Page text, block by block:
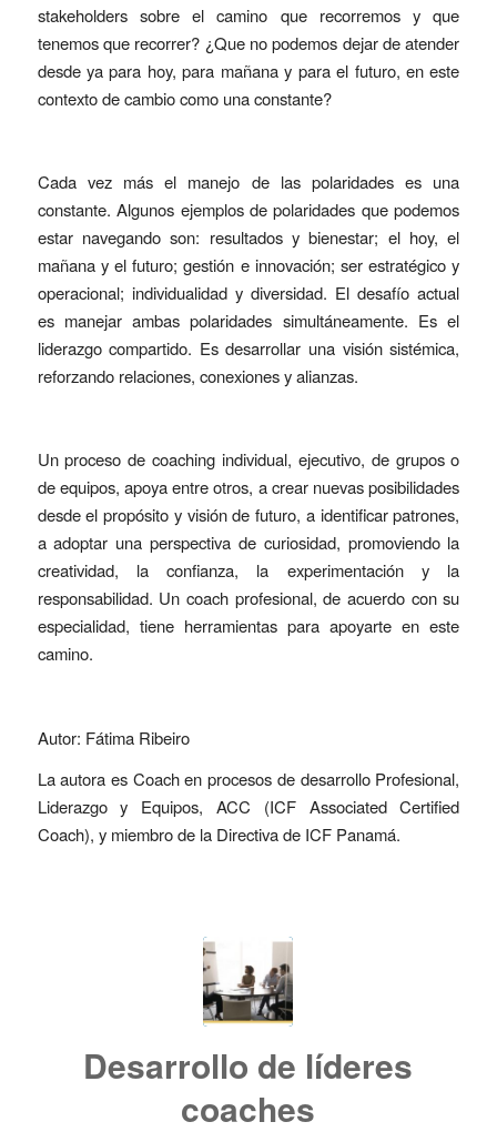
stakeholders sobre el camino que recorremos y que
tenemos que recorrer? ¿Que no podemos dejar de atender
desde ya para hoy, para mañana y para el futuro, en este
contexto de cambio como una constante?
Cada vez más el manejo de las polaridades es una
constante. Algunos ejemplos de polaridades que podemos
estar navegando son: resultados y bienestar; el hoy, el
mañana y el futuro; gestión e innovación; ser estratégico y
operacional; individualidad y diversidad. El desafío actual
es manejar ambas polaridades simultáneamente. Es el
liderazgo compartido. Es desarrollar una visión sistémica,
reforzando relaciones, conexiones y alianzas.
Un proceso de coaching individual, ejecutivo, de grupos o
de equipos, apoya entre otros, a crear nuevas posibilidades
desde el propósito y visión de futuro, a identificar patrones,
a adoptar una perspectiva de curiosidad, promoviendo la
creatividad, la confianza, la experimentación y la
responsabilidad. Un coach profesional, de acuerdo con su
especialidad, tiene herramientas para apoyarte en este
camino.
Autor: Fátima Ribeiro
La autora es Coach en procesos de desarrollo Profesional,
Liderazgo y Equipos, ACC (ICF Associated Certified
Coach), y miembro de la Directiva de ICF Panamá.
Desarrollo de líderes
coaches